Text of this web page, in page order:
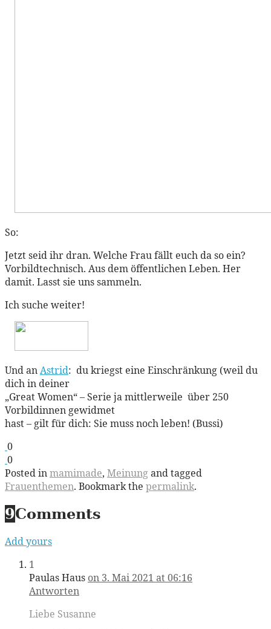
So:
Jetzt seid ihr dran. Welche Frau fällt euch da so ein?
Vorbildtechnisch. Aus dem öffentlichen Leben. Her
damit. Lasst sie uns sammeln.
Ich suche weiter!
Und anAstrid: du kriegst eine Einschränkung (weil du
dich in deiner
„Great Women“ – Serie ja mittlerweile über 250
Vorbildinnen gewidmet
hast – gilt für dich: Sie muss noch leben! (Bussi)
0
0
Posted inmamimade, Meinungand tagged
Frauenthemen. Bookmark the permalink.
9Comments
Add yours
1
Paulas Haus on 3. Mai 2021 at 06:16
Antworten
Liebe Susanne